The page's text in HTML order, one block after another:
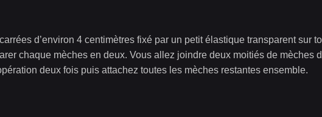
d’environ 4 centimètres fixé par un petit élastique transparent sur
chaque mèches en deux. Vous allez joindre deux moitiés de mèches
deux fois puis attachez toutes les mèches restantes ensemble.